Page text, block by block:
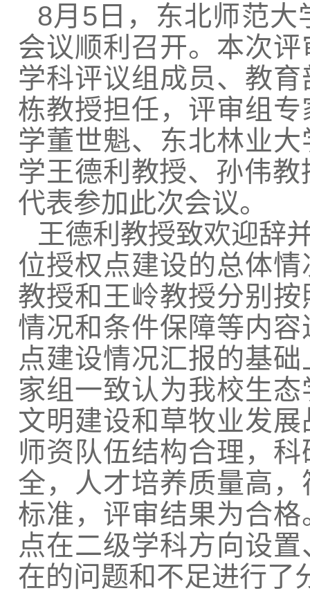
8月5日，东北师范
会议顺利召开。本次
学科评议组成员、教
栋教授担任，评审组
学董世魁、东北林业
学王德利教授、孙伟
代表参加此次会议。
王德利教授致欢迎辞
位授权点建设的总体
教授和王岭教授分别
情况和条件保障等内
点建设情况汇报的基
家组一致认为我校生
文明建设和草牧业发
师资队伍结构合理，
全，人才培养质量高
标准，评审结果为合
点在二级学科方向设
在的问题和不足进行了